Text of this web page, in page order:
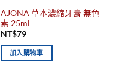
AJONA 草本濃縮牙膏 無色
素 25ml
NT$79
加入購物車